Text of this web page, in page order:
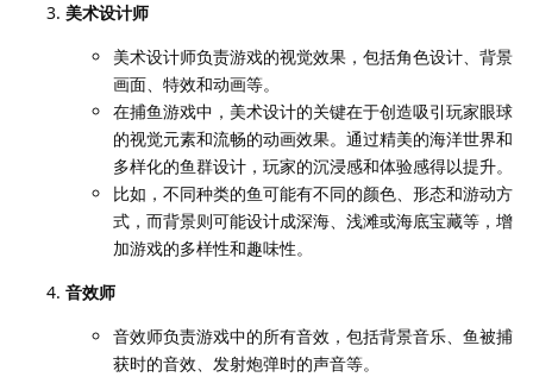
美术设计师
美术设计师负责游戏的视觉效果，包括角色设计、背景
画面、特效和动画等。
在捕鱼游戏中，美术设计的关键在于创造吸引玩家眼球
的视觉元素和流畅的动画效果。通过精美的海洋世界和
多样化的鱼群设计，玩家的沉浸感和体验感得以提升。
比如，不同种类的鱼可能有不同的颜色、形态和游动方
式，而背景则可能设计成深海、浅滩或海底宝藏等，增
加游戏的多样性和趣味性。
音效师
音效师负责游戏中的所有音效，包括背景音乐、鱼被捕
获时的音效、发射炮弹时的声音等。